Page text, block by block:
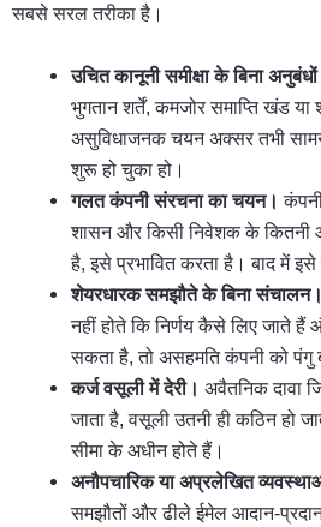
सबसे सरल तरीका है।
उचित कानूनी समीक्षा के बिना
भुगतान शर्तें, कमजोर समाप्ति खंड
असुविधाजनक चयन अक्सर तभी
शुरू हो चुका हो।
गलत कंपनी संरचना का चयन।
शासन और किसी निवेशक के कितनी
है, इसे प्रभावित करता है। बाद में इसे
शेयरधारक समझौते के बिना संचालन।
नहीं होते कि निर्णय कैसे लिए जाते
सकता है, तो असहमति कंपनी को पंगु
कर्ज वसूली में देरी। अवैतनिक दावा
जाता है, वसूली उतनी ही कठिन हो
सीमा के अधीन होते हैं।
अनौपचारिक या अप्रलेखित व्यवस्थाओं
समझौतों और ढीले ईमेल आदान-